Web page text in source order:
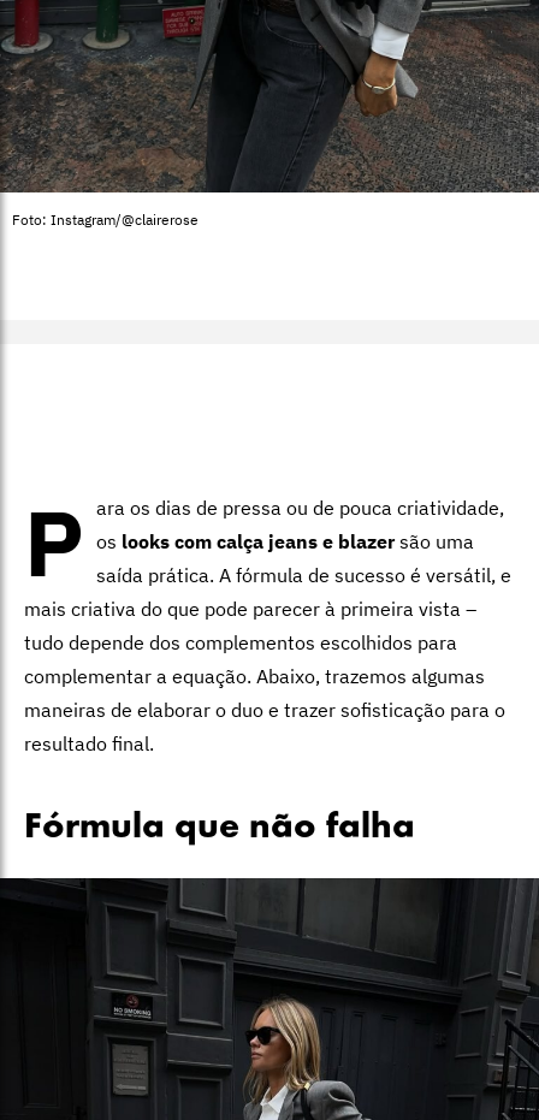
Foto: Instagram/@clairerose
P
ara os dias de pressa ou de pouca criatividade,
os looks com calça jeans e blazersão uma
saída prática. A fórmula de sucesso é versátil, e
mais criativa do que pode parecer à primeira vista –
tudo depende dos complementos escolhidos para
complementar a equação. Abaixo, trazemos algumas
maneiras de elaborar o duo e trazer sofisticação para o
resultado final.
Fórmula que não falha